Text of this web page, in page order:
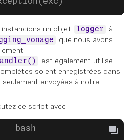
instancions un objet logger
à
que nous avons
est également utilisé
soient enregistrées dans
envoyées à notre
ce script avec :